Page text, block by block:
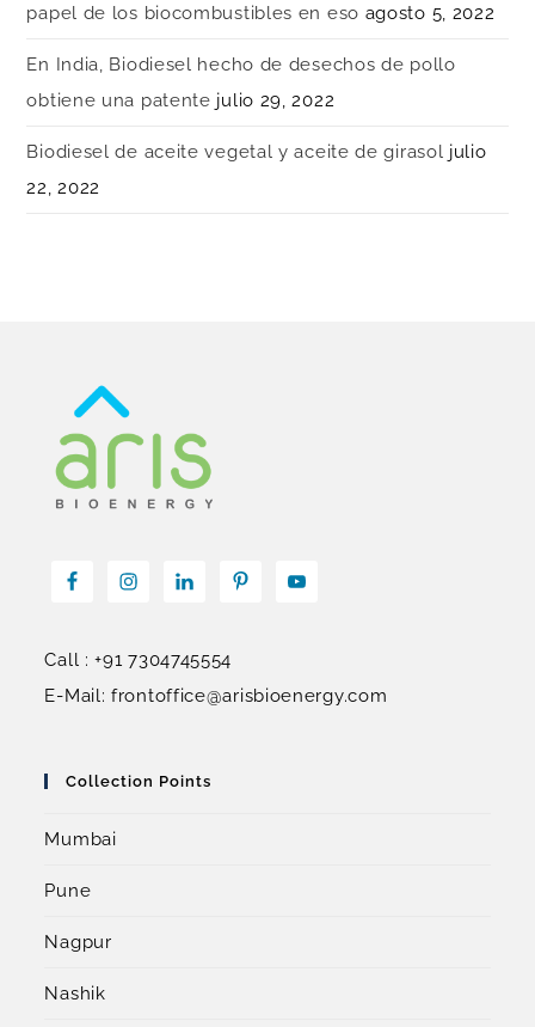
papel de los biocombustibles en eso agosto 5, 2022
En India, Biodiesel hecho de desechos de pollo
obtiene una patente julio 29, 2022
Biodiesel de aceite vegetal y aceite de girasol julio
22, 2022
Call : +91 7304745554
E-Mail: frontoffice@arisbioenergy.com
Collection Points
Mumbai
Pune
Nagpur
Nashik